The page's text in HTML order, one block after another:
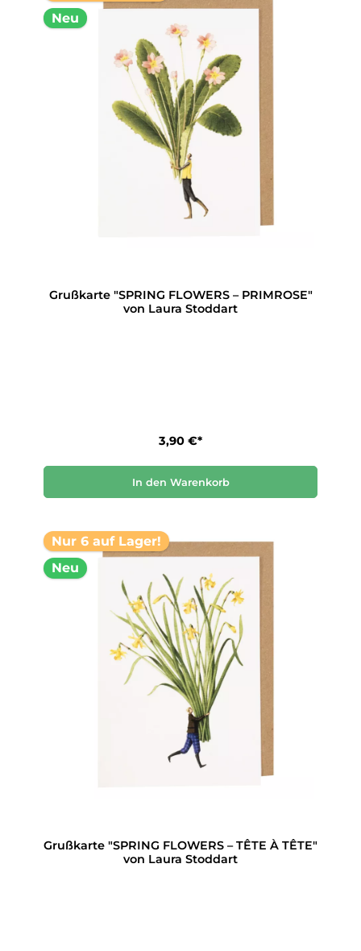
Neu
Grußkarte "SPRING FLOWERS – PRIMROSE"
von Laura Stoddart
3,90 €*
In den Warenkorb
Nur 6 auf Lager!
Neu
Grußkarte "SPRING FLOWERS – TÊTE À TÊTE"
von Laura Stoddart